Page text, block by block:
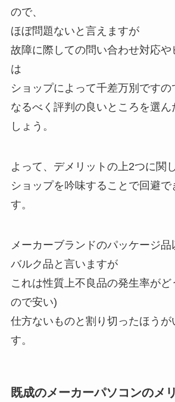
ので、
ほぼ問題ないと言えますが
故障に際しての問い合わせ対応
は
ショップによって千差万別ですの
なるべく評判の良いところを選
しょう。
よって、デメリットの上2つに関
ショップを吟味することで回避で
す。
メーカーブランドのパッケージ品
バルク品と言いますが
これは性質上不良品の発生率が
ので安い)
仕方ないものと割り切ったほうが
す。
既成のメーカーパソコンのメ